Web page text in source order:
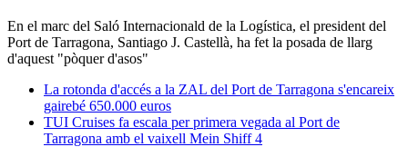
En el marc del Saló Internacionald de la Logística, el president del
Port de Tarragona, Santiago J. Castellà, ha fet la posada de llarg
d'aquest "pòquer d'asos"
La rotonda d'accés a la ZAL del Port de Tarragona s'encareix
gairebé 650.000 euros
TUI Cruises fa escala per primera vegada al Port de
Tarragona amb el vaixell Mein Shiff 4